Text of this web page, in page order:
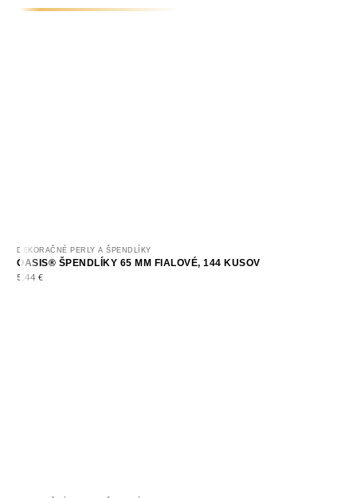
DEKORAČNÉ PERLY A ŠPENDLÍKY
OASIS® ŠPENDLÍKY 65 MM FIALOVÉ, 144 KUSOV
5,44 €